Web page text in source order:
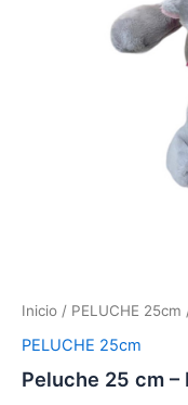
Inicio / PELUCHE 25cm
PELUCHE 25cm
Peluche 25 cm –